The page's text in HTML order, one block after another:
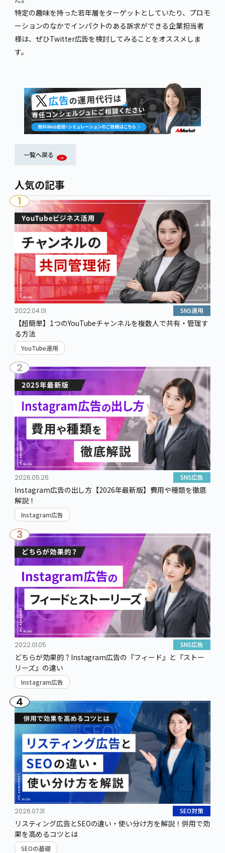
特定の趣味を持った若年層をターゲットとしていたり、プロモ
ーションのなかでインパクトのある訴求ができる企業担当者
様は、ぜひTwitter広告を検討してみることをオススメしま
す。
人気の記事
2022.04.01 SNS運用
【超簡単】1つのYouTubeチャンネルを複数人で共有・管理す
る方法
YouTube運用
1
2026.05.26 SNS広告
Instagram広告の出し方【2026年最新版】費用や種類を徹底
解説！
Instagram広告
2
2022.01.05 SNS広告
どちらが効果的？Instagram広告の『フィード』と『ストー
リーズ』の違い
Instagram広告
3
2026.07.31 SEO対策
リスティング広告とSEOの違い・使い分け方を解説！併用で効
果を高めるコツとは
SEOの基礎
4
一覧へ戻る